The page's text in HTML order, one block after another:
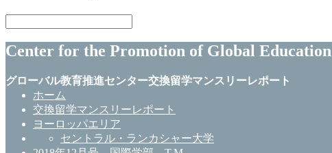
Center for the Promotion of Global Education
グローバル教育推進センター交換留学マンスリーレポート
ホーム
交換留学マンスリーレポート
ヨーロッパエリア
セントラル・ランカシャー大学